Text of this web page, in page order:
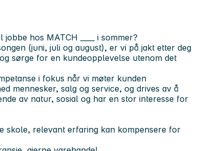
hos MATCH ____ i sommer?
(juni, juli og august), er vi på jakt etter deg
sørge for en kundeopplevelse utenom det
i fokus når vi møter kunden
mennesker, salg og service, og drives av å
av natur, sosial og har en stor interesse for
skole, relevant erfaring kan kompensere for